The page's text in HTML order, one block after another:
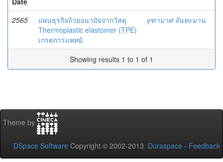
2565
แผนธุรกิจถ้วยอนามัยจากวัสดุ
Thermoplastic elastomer (TPE)
เกรดการแพทย์
จุฑามาศ จันทะมาน
Showing results 1 to 1 of 1
Theme by
DSpace Software Copyright © 2002-2013 Duraspace - Feedback